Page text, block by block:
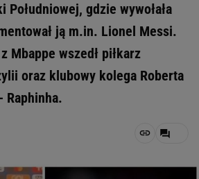
Południowej, gdzie wywołała
ją m.in. Lionel Messi.
Mbappe wszedł piłkarz
oraz klubowy kolega Roberta
Raphinha.